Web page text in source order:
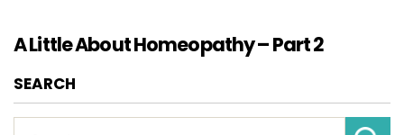
A Little About Homeopathy – Part 2
SEARCH